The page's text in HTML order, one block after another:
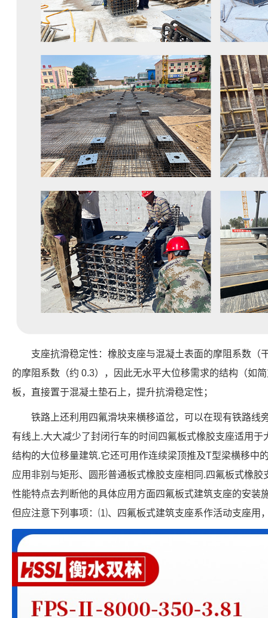
支座抗滑稳定性：橡胶支座与混凝土表面的摩阻系数（
的摩阻系数（约 0.3），因此无水平大位移需求的结构（如
板，直接置于混凝土垫石上，提升抗滑稳定性；
铁路上还利用四氟滑块来横移道岔，可以在现有铁路线
有线上.大大减少了封闭行车的时间四氟板式橡胶支座适用
结构的大位移量建筑.它还可用作连续梁顶推及T型梁横移中
应用非别与矩形、圆形普通板式橡胶支座相同.四氟板式橡
性能特点去判断他的具体应用方面四氟板式建筑支座的安装
但应注意下列事项：⑴、四氟板式建筑支座系作活动支座用